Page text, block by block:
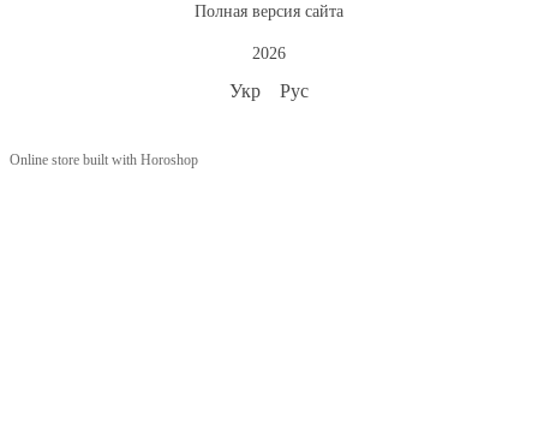
Полная версия сайта
2026
Укр Рус
Online store built with Horoshop